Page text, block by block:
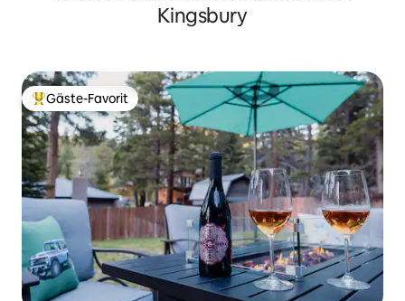
Kingsbury
Beliebter Gäste-Favorit.
Gäste-Favorit